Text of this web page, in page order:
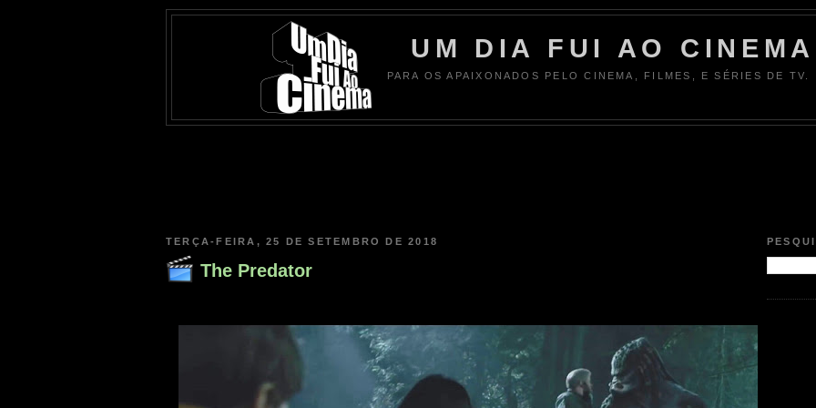
UM DIA FUI AO CINEMA
PARA OS APAIXONADOS PELO CINEMA, FILMES, E SÉRIES DE TV.
TERÇA-FEIRA, 25 DE SETEMBRO DE 2018
The Predator